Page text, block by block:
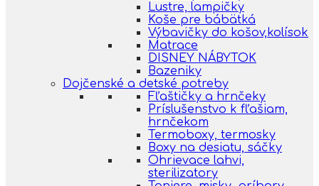
Lustre, lampičky
Koše pre bábätká
Výbavičky do košov,kolísok
Matrace
DISNEY NÁBYTOK
Bazeniky
Dojčenské a detské potreby
Fľaštičky a hrnčeky
Príslušenstvo k fľašiam,
hrnčekom
Termoboxy, termosky
Boxy na desiatu, sáčky
Ohrievace lahvi,
sterilizatory